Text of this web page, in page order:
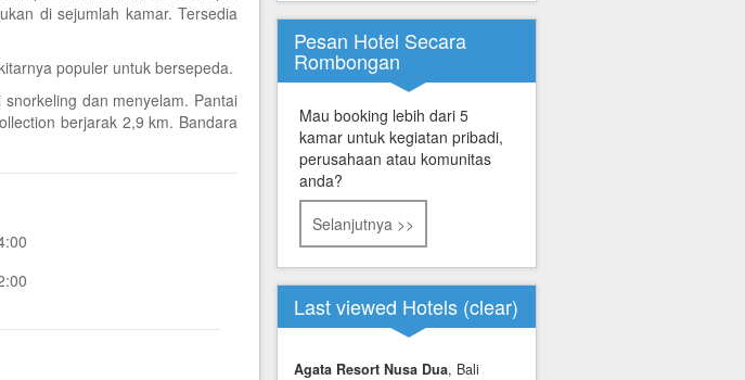
di sejumlah kamar. Tersedia
populer untuk bersepeda.
dan menyelam. Pantai
berjarak 2,9 km. Bandara
Pesan Hotel Secara
Rombongan
Mau booking lebih dari 5
kamar untuk kegiatan pribadi,
perusahaan atau komunitas
anda?
Selanjutnya >>
Last viewed Hotels (clear)
Agata Resort Nusa Dua, Bali